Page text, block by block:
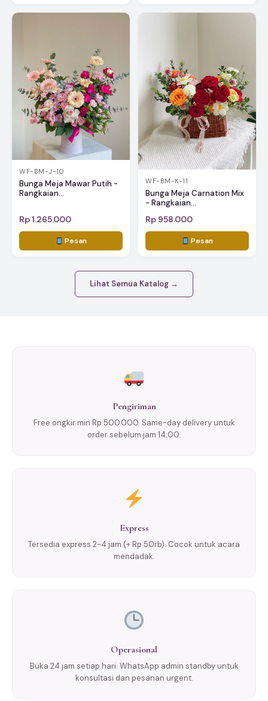
WF-BM-J-10
Bunga Meja Mawar Putih -
Rangkaian...
Rp 1.265.000
Pesan
WF-BM-K-11
Bunga Meja Carnation Mix
- Rangkaian...
Rp 958.000
Pesan
Lihat Semua Katalog →
Pengiriman
Free ongkir min Rp 500.000. Same-day delivery untuk
order sebelum jam 14:00.
Express
Tersedia express 2-4 jam (+ Rp 50rb). Cocok untuk acara
mendadak.
Operasional
Buka 24 jam setiap hari. WhatsApp admin standby untuk
konsultasi dan pesanan urgent.